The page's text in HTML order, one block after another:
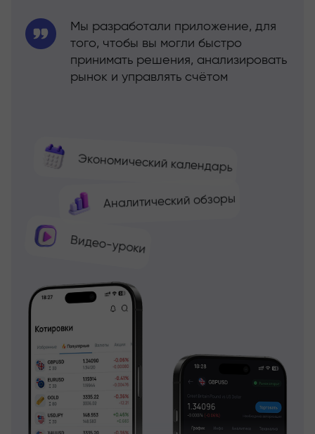
Экономический календарь
Аналитический обзоры
Видео-уроки
Мы разработали приложение, для
того, чтобы вы могли быстро
принимать решения, анализировать
рынок и управлять счётом